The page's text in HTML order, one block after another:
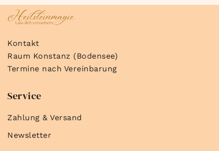
Kontakt
Raum Konstanz (Bodensee)
Termine nach Vereinbarung
Service
Zahlung & Versand
Newsletter